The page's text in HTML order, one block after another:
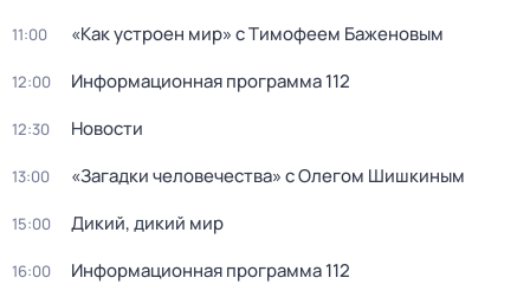
11:00 «Как устроен мир» с Тимофеем Баженовым
12:00 Информационная программа 112
12:30 Новости
13:00 «Загадки человечества» с Олегом Шишкиным
15:00 Дикий, дикий мир
16:00 Информационная программа 112